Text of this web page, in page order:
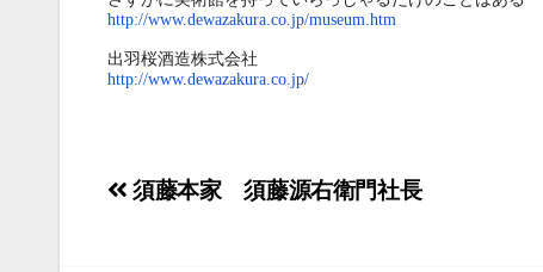
http://www.dewazakura.co.jp/museum.htm
出羽桜酒造株式会社
http://www.dewazakura.co.jp/
投須藤本家 須藤源右衛門社長